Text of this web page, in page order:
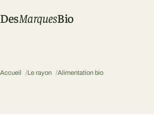
DesMarquesBio
Accueil Le rayon Alimentation bio